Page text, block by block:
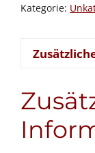
Kategorie: